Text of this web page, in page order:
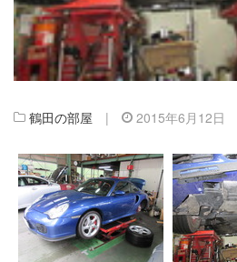
鶴田の部屋 | 2015年6月12日